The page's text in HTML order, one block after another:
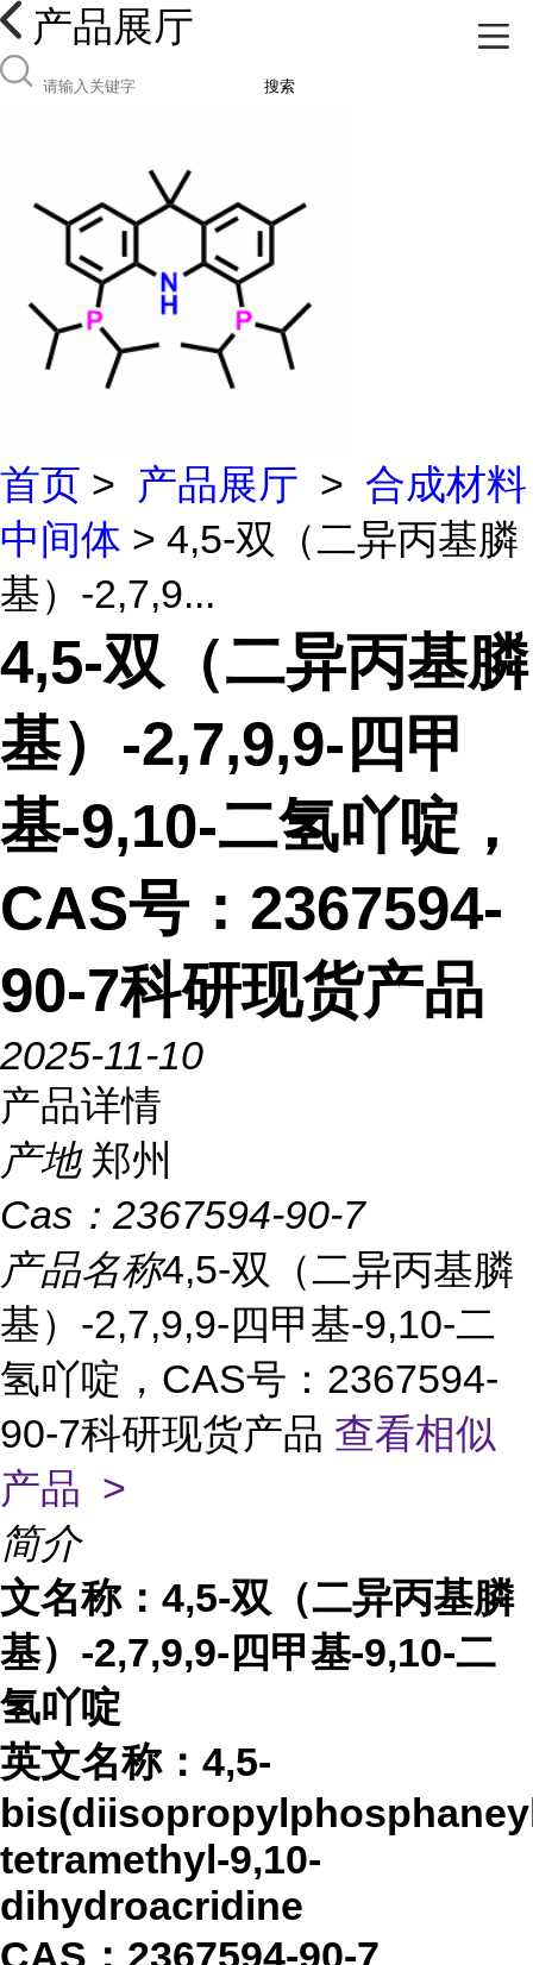
产品展厅
搜索
首页 > 产品展厅 > 合成材料
中间体 > 4,5-双（二异丙基膦
基）-2,7,9...
4,5-双（二异丙基膦
基）-2,7,9,9-四甲
基-9,10-二氢吖啶，
CAS号：2367594-
90-7科研现货产品
2025-11-10
产品详情
产地 郑州
Cas： 2367594-90-7
产品名称4,5-双（二异丙基膦
基）-2,7,9,9-四甲基-9,10-二
氢吖啶，CAS号：2367594-
90-7科研现货产品 查看相似
产品 >
简介
文名称： 4,5-双（二异丙基膦
基）-2,7,9,9-四甲基-9,10-二
氢吖啶
英文名称： 4,5-
tetramethyl-9,10-
dihydroacridine
CAS：2367594-90-7